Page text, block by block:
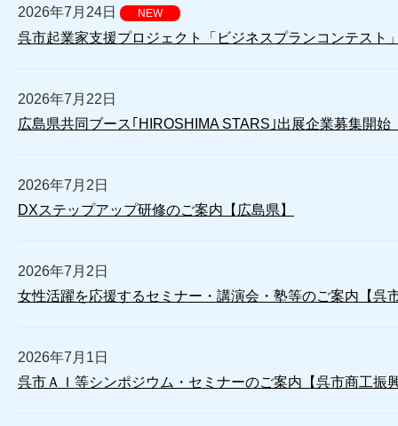
2026年7月24日 NEW
呉市起業家支援プロジェクト「ビジネスプランコンテスト
2026年7月22日
広島県共同ブース｢HIROSHIMA STARS｣出展企業募集開始
2026年7月2日
DXステップアップ研修のご案内【広島県】
2026年7月2日
女性活躍を応援するセミナー・講演会・塾等のご案内【呉
2026年7月1日
呉市ＡＩ等シンポジウム・セミナーのご案内【呉市商工振